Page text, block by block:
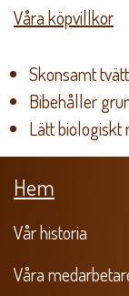
Våra köpvillkor
Skonsamt
Bibehåller
Lätt biologiskt
Hem
Vår historia
Våra